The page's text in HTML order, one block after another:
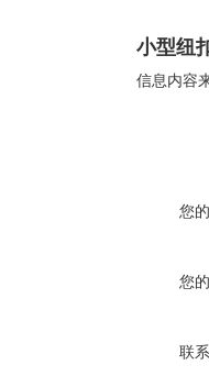
小型纽
信息内容
您
您
联